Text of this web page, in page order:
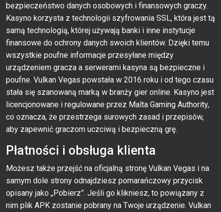
bezpieczeństwo danych osobowych i finansowych graczy.
Kasyno korzysta z technologii szyfrowania SSL, która jest tą
samą technologią, której używają banki i inne instytucje
finansowe do ochrony danych swoich klientów. Dzięki temu
wszystkie poufne informacje przesyłane między
urządzeniem gracza a serwerami kasyna są bezpieczne i
poufne. Vulkan Vegas powstała w 2016 roku i od tego czasu
stała się szanowaną marką w branży gier online. Kasyno jest
licencjonowane i regulowane przez Malta Gaming Authority,
co oznacza, że przestrzega surowych zasad i przepisów,
aby zapewnić graczom uczciwą i bezpieczną grę.
Płatności i obsługa klienta
Możesz także przejść na oficjalną stronę Vulkan Vegas i na
samym dole strony odnajdziesz pomarańczowy przycisk
opisany jako „Pobierz”. Jeśli go klikniesz, to powiązany z
nim plik APK zostanie pobrany na Twoje urządzenie. Vulkan